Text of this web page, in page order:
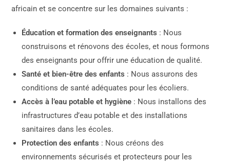
africain et se concentre sur les domaines suivants :
Éducation et formation des enseignants : Nous
construisons et rénovons des écoles, et nous formons
des enseignants pour offrir une éducation de qualité.
Santé et bien-être des enfants : Nous assurons des
conditions de santé adéquates pour les écoliers.
Accès à l’eau potable et hygiène : Nous installons des
infrastructures d’eau potable et des installations
sanitaires dans les écoles.
Protection des enfants : Nous créons des
environnements sécurisés et protecteurs pour les